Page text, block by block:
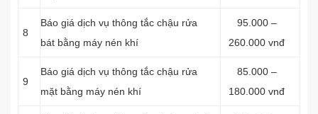
8
Báo giá dịch vụ thông tắc chậu rửa
bát bằng máy nén khí
95.000 –
260.000 vnđ
9
Báo giá dịch vụ thông tắc chậu rửa
mặt bằng máy nén khí
85.000 –
180.000 vnđ